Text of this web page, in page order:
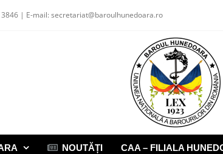
| E-mail: secretariat@baroulhunedoara.ro
NOUTĂȚI CAA – FILIALA